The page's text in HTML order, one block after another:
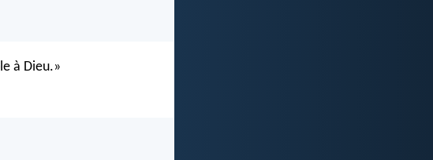
à Dieu.»